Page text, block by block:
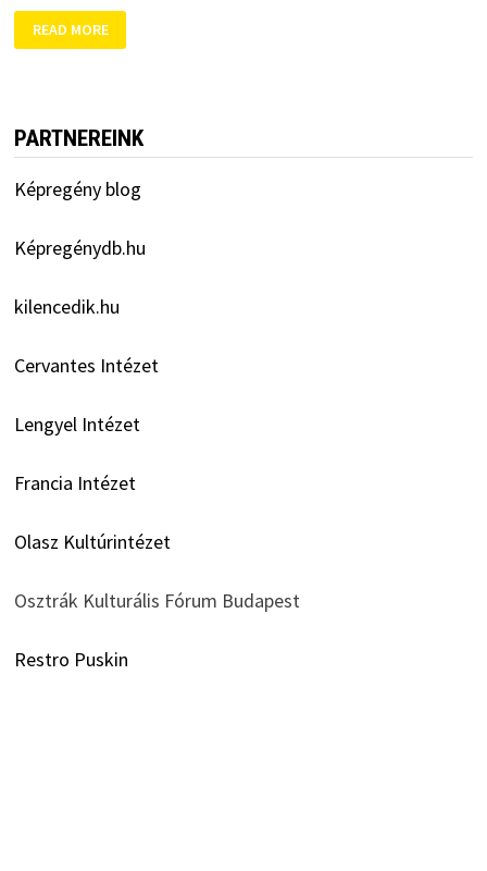
DÍJ
2021
READ MORE
PARTNEREINK
Képregény blog
Képregénydb.hu
kilencedik.hu
Cervantes Intézet
Lengyel Intézet
Francia Intézet
Olasz Kultúrintézet
Osztrák Kulturális Fórum Budapest
Restro Puskin